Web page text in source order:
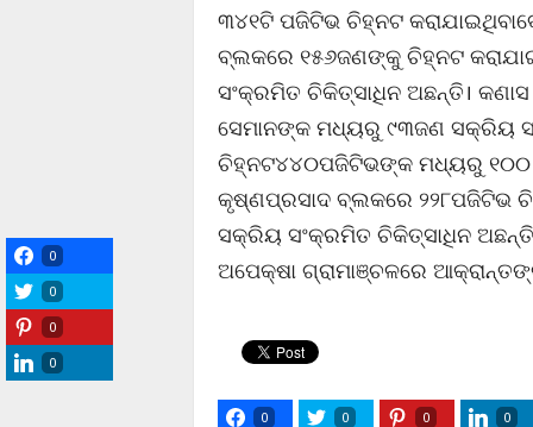
୩୪୧ଟି ପଜିଟିଭ ଚିହ୍ନଟ
ବ୍ଲକରେ ୧୫୬ଜଣଙ୍କୁ ଚିହ୍ନଟ
ସଂକ୍ରମିତ ଚିକିତ୍ସାଧିନ ଅଛନ୍ତି।
ସେମାନଙ୍କ ମଧ୍ୟରୁ ୯୩ଜଣ ସକ୍ରିୟ
ଚିହ୍ନଟ୪୪୦ପଜିଟିଭଙ୍କ ମଧ୍ୟରୁ ୧୦୦
କୃଷ୍ଣପ୍ରସାଦ ବ୍ଲକରେ ୨୨୮ପଜିଟିଭ
ସକ୍ରିୟ ସଂକ୍ରମିତ ଚିକିତ୍ସାଧିନ
ଅପେକ୍ଷା ଗ୍ରାମାଞ୍ଚଳରେ
0 0 0 0
0
0
0
0